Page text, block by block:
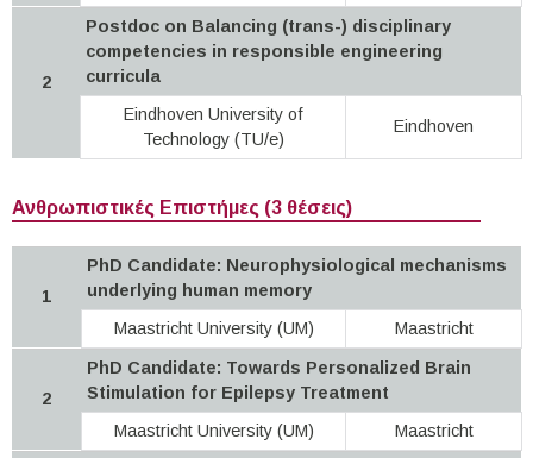
2
Postdoc on Balancing (trans-) disciplinary
competencies in responsible engineering
curricula
Eindhoven University of
Technology (TU/e)
Eindhoven
Ανθρωπιστικές Επιστήμες (3 θέσεις)
1
PhD Candidate: Neurophysiological mechanisms
underlying human memory
Maastricht University (UM)
Maastricht
2
PhD Candidate: Towards Personalized Brain
Stimulation for Epilepsy Treatment
Maastricht University (UM)
Maastricht